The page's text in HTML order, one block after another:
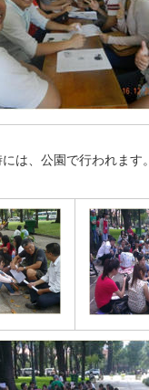
は、公園で行われます。